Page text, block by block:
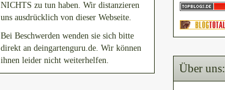
NICHTS zu tun haben. Wir distanzieren
uns ausdrücklich von dieser Webseite.
Bei Beschwerden wenden sie sich bitte
direkt an deingartenguru.de. Wir können
ihnen leider nicht weiterhelfen.
Über uns: